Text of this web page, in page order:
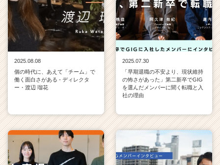
2025.08.08
個の時代に、あえて「チーム」で
働く面白さがある - ディレクタ
ー・渡辺 瑠花
2025.07.30
「早期退職の不安より、現状維持
の怖さがあった」第二新卒でGIG
を選んだメンバーに聞く転職と入
社の理由